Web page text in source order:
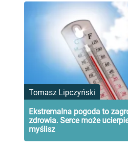
Tomasz Lipczyński
Ekstremalna pogoda to
zdrowia. Serce może
myślisz